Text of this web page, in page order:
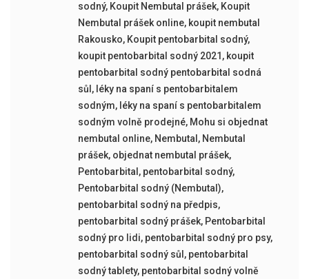
sodný, Koupit Nembutal prášek, Koupit
Nembutal prášek online, koupit nembutal
Rakousko, Koupit pentobarbital sodný,
koupit pentobarbital sodný 2021 , koupit
pentobarbital sodný pentobarbital sodná
sůl , léky na spaní s pentobarbitalem
sodným, léky na spaní s pentobarbitalem
sodným volně prodejné, Mohu si objednat
nembutal online, Nembutal , Nembutal
prášek, objednat nembutal prášek,
Pentobarbital , pentobarbital sodný,
Pentobarbital sodný (Nembutal),
pentobarbital sodný na předpis,
pentobarbital sodný prášek, Pentobarbital
sodný pro lidi, pentobarbital sodný pro psy,
pentobarbital sodný sůl , pentobarbital
sodný tablety, pentobarbital sodný volně